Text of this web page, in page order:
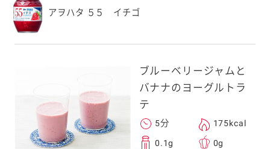
アヲハタ ５５ イチゴ
ブルーベリージャムと
バナナのヨーグルトラ
テ
5分 175kcal
0.1g 0g